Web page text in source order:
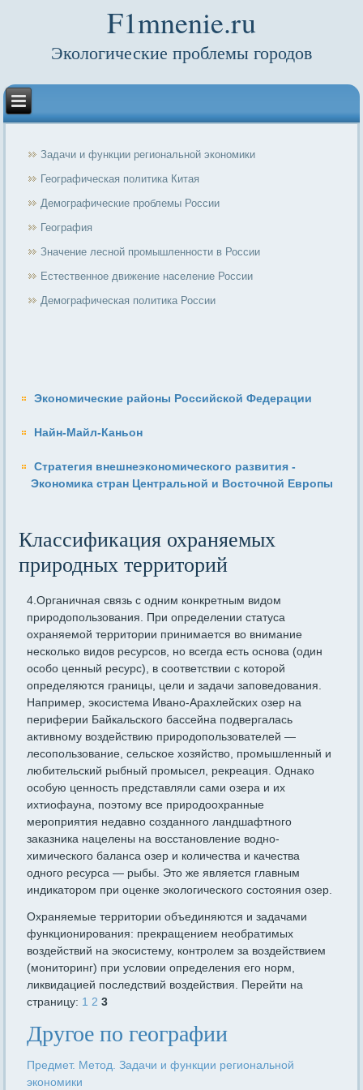
F1mnenie.ru
Экологические проблемы городов
Задачи и функции региональной экономики
Географическая политика Китая
Демографические проблемы России
География
Значение лесной промышленности в России
Естественное движение население России
Демографическая политика России
Экономические районы Российской Федерации
Найн-Майл-Каньон
Стратегия внешнеэкономического развития -
Экономика стран Центральной и Восточной Европы
Классификация охраняемых
природных территорий
4.Органичная связь с одним конкретным видом
природопользования. При определении статуса
охраняемой территории принимается во внимание
несколько видов ресурсов, но всегда есть основа (один
особо ценный ресурс), в соответствии с которой
определяются границы, цели и задачи заповедования.
Например, экосистема Ивано-Арахлейских озер на
периферии Байкальского бассейна подвергалась
активному воздействию природопользователей —
лесопользование, сельское хозяйство, промышленный и
любительский рыбный промысел, рекреация. Однако
особую ценность представляли сами озера и их
ихтиофауна, поэтому все природоохранные
мероприятия недавно созданного ландшафтного
заказника нацелены на восстановление водно-
химического баланса озер и количества и качества
одного ресурса — рыбы. Это же является главным
индикатором при оценке экологического состояния озер.
Охраняемые территории объединяются и задачами
функционирования: прекращением необратимых
воздействий на экосистему, контролем за воздействием
(мониторинг) при условии определения его норм,
ликвидацией последствий воздействия. Перейти на
страницу: 1 2 3
Другое по географии
Предмет. Метод. Задачи и функции региональной
экономики